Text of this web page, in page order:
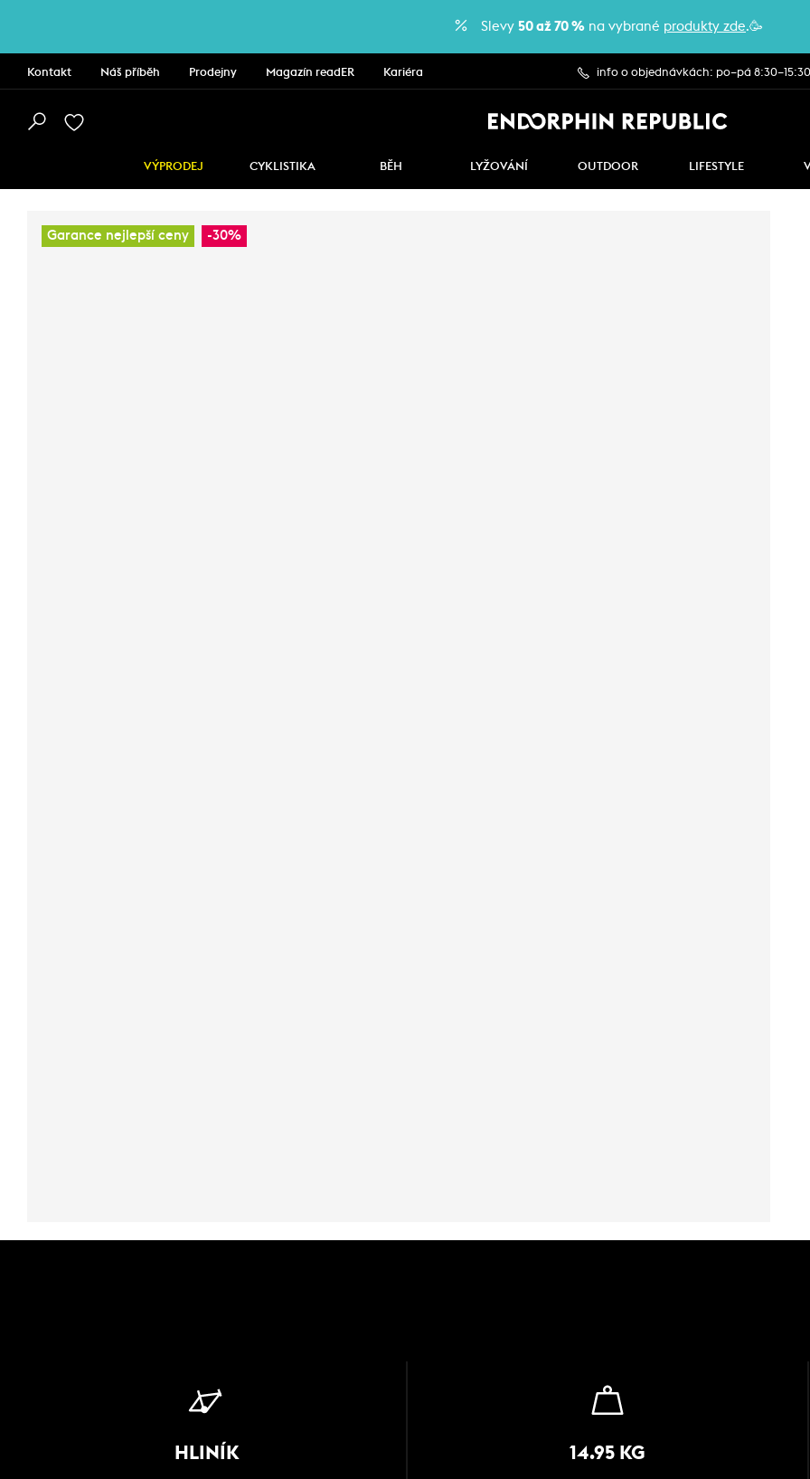
Slevy 50 až 70 % na vybrané produkty zde.🥳
Kontakt Náš příběh Prodejny Magazín readER Kariéra info o objednávkách: po–pá 8:30–15:30
VÝPRODEJ CYKLISTIKA BĚH LYŽOVÁNÍ OUTDOOR LIFESTYLE
Garance nejlepší ceny -30%
HLINÍK 14.95 KG